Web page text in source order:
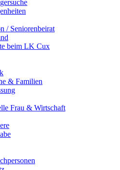
/ Seniorenbeirat
beim LK Cux
& Familien
Frau & Wirtschaft